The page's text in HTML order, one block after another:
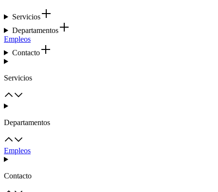
Servicios
Departamentos
Empleos
Contacto
Servicios
Departamentos
Empleos
Contacto